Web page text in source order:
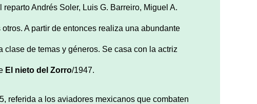
Andrés Soler, Luis G. Barreiro, Miguel A.
otros. A partir de entonces realiza una abundante
de temas y géneros. Se casa con la actriz
El nieto del Zorro/1947.
referida a los aviadores mexicanos que combaten